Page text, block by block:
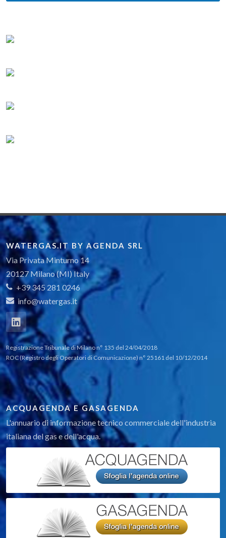
WATERGAS.IT BY AGENDA SRL
Via Privata Minturno 14
20127 Milano (MI) Italy
+39 345 281 0246
info@watergas.it
Registrazione Tribunale di Milano n° 135 del 24/04/2018
ROC (Registro degli Operatori di Comunicazione) n° 25161 del 10/12/2014
ACQUAGENDA E GASAGENDA
L'annuario di informazione tecnico commerciale dell'industria
italiana del gas e dell'acqua.